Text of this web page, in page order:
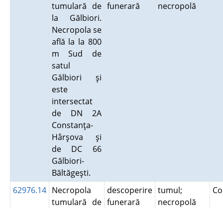
tumulară de
la Gălbiori.
Necropola se
află la la 800
m Sud de
satul
Gălbiori şi
este
intersectat
de DN 2A
Constanţa-
Hârşova şi
de DC 66
Gălbiori-
Băltăgeşti.
funerară
necropolă
62976.14 Necropola
tumulară de
descoperire
funerară
tumul;
necropolă